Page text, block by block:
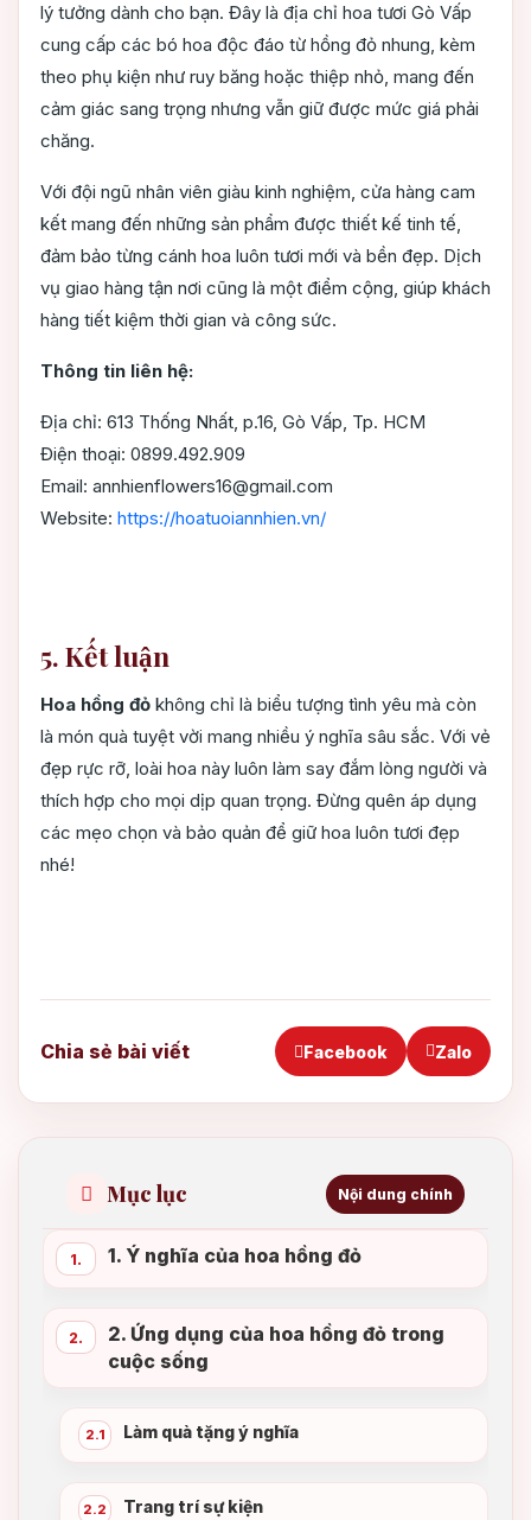
lý tưởng dành cho bạn. Đây là địa chỉ hoa tươi Gò Vấp
cung cấp các bó hoa độc đáo từ hồng đỏ nhung, kèm
theo phụ kiện như ruy băng hoặc thiệp nhỏ, mang đến
cảm giác sang trọng nhưng vẫn giữ được mức giá phải
chăng.
Với đội ngũ nhân viên giàu kinh nghiệm, cửa hàng cam
kết mang đến những sản phẩm được thiết kế tinh tế,
đảm bảo từng cánh hoa luôn tươi mới và bền đẹp. Dịch
vụ giao hàng tận nơi cũng là một điểm cộng, giúp khách
hàng tiết kiệm thời gian và công sức.
Thông tin liên hệ:
Địa chỉ: 613 Thống Nhất, p.16, Gò Vấp, Tp. HCM
Điện thoại: 0899.492.909
Email: annhienflowers16@gmail.com
Website: https://hoatuoiannhien.vn/
5. Kết luận
Hoa hồng đỏ không chỉ là biểu tượng tình yêu mà còn
là món quà tuyệt vời mang nhiều ý nghĩa sâu sắc. Với vẻ
đẹp rực rỡ, loài hoa này luôn làm say đắm lòng người và
thích hợp cho mọi dịp quan trọng. Đừng quên áp dụng
các mẹo chọn và bảo quản để giữ hoa luôn tươi đẹp
nhé!
Chia sẻ bài viết Facebook Zalo
Mục lục Nội dung chính
1. 1. Ý nghĩa của hoa hồng đỏ
2.
2. Ứng dụng của hoa hồng đỏ trong
cuộc sống
2.1 Làm quà tặng ý nghĩa
2.2 Trang trí sự kiện